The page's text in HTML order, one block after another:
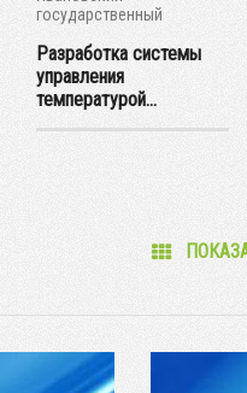
государственный
Разработка системы
управления
температурой...